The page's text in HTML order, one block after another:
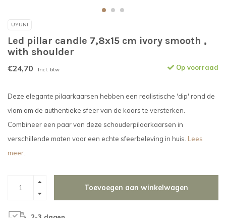
UYUNI
Led pillar candle 7,8x15 cm ivory smooth ,
with shoulder
€24,70 Incl. btw Op voorraad
Deze elegante pilaarkaarsen hebben een realistische 'dip' rond de
vlam om de authentieke sfeer van de kaars te versterken.
Combineer een paar van deze schouderpilaarkaarsen in
verschillende maten voor een echte sfeerbeleving in huis. Lees
meer..
Toevoegen aan winkelwagen